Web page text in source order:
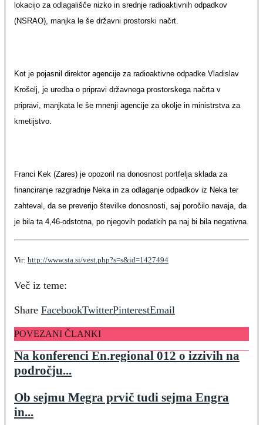
lokacijo za odlagališče nizko in srednje radioaktivnih odpadkov
(NSRAO), manjka le še državni prostorski načrt.
Kot je pojasnil direktor agencije za radioaktivne odpadke Vladislav
Krošelj, je uredba o pripravi državnega prostorskega načrta v
pripravi, manjkata le še mnenji agencije za okolje in ministrstva za
kmetijstvo.
Franci Kek (Zares) je opozoril na donosnost portfelja sklada za
financiranje razgradnje Neka in za odlaganje odpadkov iz Neka ter
zahteval, da se preverijo številke donosnosti, saj poročilo navaja, da
je bila ta 4,46-odstotna, po njegovih podatkih pa naj bi bila negativna.
Vir: http://www.sta.si/vest.php?s=s&id=1427494
Več iz teme:
Share FacebookTwitterPinterestEmail
POVEZANI ČLANKI
Na konferenci En.regional 012 o izzivih na
področju...
Ob sejmu Megra prvič tudi sejma Engra
in...